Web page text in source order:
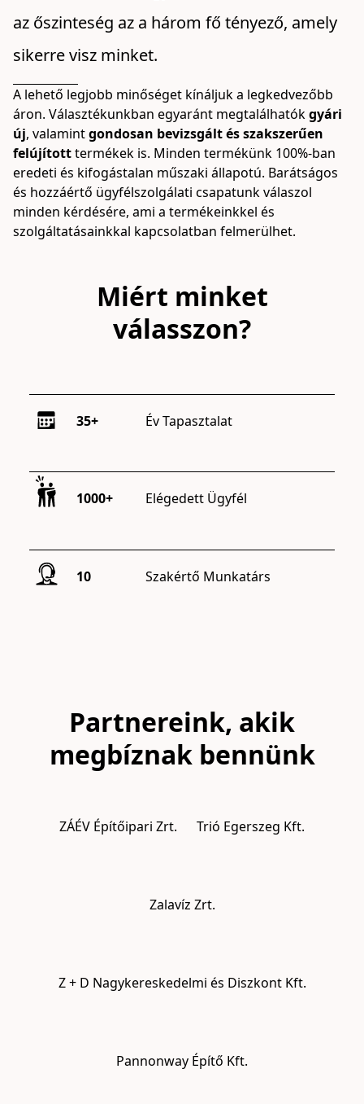
az őszinteség az a három fő tényező, amely
sikerre visz minket.
A lehető legjobb minőséget kínáljuk a legkedvezőbb
áron. Választékunkban egyaránt megtalálhatók gyári
új, valamint gondosan bevizsgált és szakszerűen
felújított termékek is. Minden termékünk 100%-ban
eredeti és kifogástalan műszaki állapotú. Barátságos
és hozzáértő ügyfélszolgálati csapatunk válaszol
minden kérdésére, ami a termékeinkkel és
szolgáltatásainkkal kapcsolatban felmerülhet.
Miért minket
válasszon?
35+ Év Tapasztalat
1000+ Elégedett Ügyfél
10 Szakértő Munkatárs
Partnereink, akik
megbíznak bennünk
ZÁÉV Építőipari Zrt. Trió Egerszeg Kft.
Zalavíz Zrt.
Z + D Nagykereskedelmi és Diszkont Kft.
Pannonway Építő Kft.